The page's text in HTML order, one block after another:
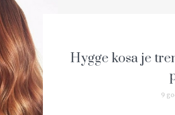
Hygge kosa je
9